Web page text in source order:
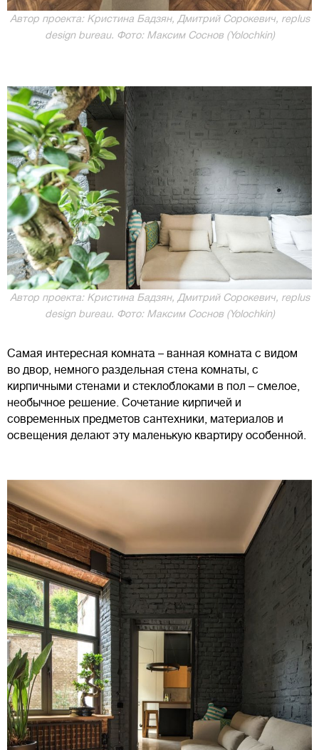
Автор проекта: Кристина Бадзян, Дмитрий Сорокевич, rеplus
design bureau. Фото: Максим Соснов (Yolochkin)
Автор проекта: Кристина Бадзян, Дмитрий Сорокевич, rеplus
design bureau. Фото: Максим Соснов (Yolochkin)
Самая интересная комната – ванная комната с видом
во двор, немного раздельная стена комнаты, с
кирпичными стенами и стеклоблоками в пол – смелое,
необычное решение. Сочетание кирпичей и
современных предметов сантехники, материалов и
освещения делают эту маленькую квартиру особенной.